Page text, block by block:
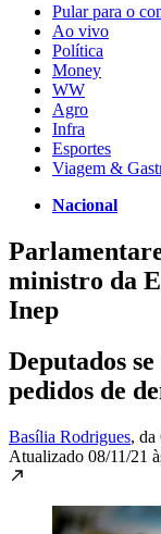
Pular para o
Ao vivo
Política
Money
WW
Agro
Infra
Esportes
Viagem &
Nacional
ministro da
Inep
Deputados
pedidos de
Basília Rodrigues,
Atualizado 08/11/21